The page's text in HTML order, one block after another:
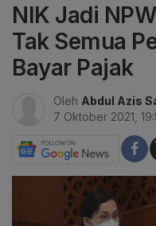
NIK Jadi
Tak Semua
Bayar Pajak
Oleh Abdul Azis
7 Oktober 2021,